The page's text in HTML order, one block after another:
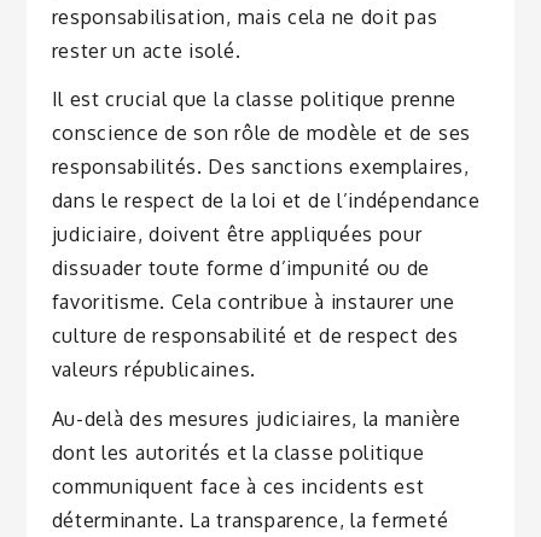
responsabilisation, mais cela ne doit pas
rester un acte isolé.
Il est crucial que la classe politique prenne
conscience de son rôle de modèle et de ses
responsabilités. Des sanctions exemplaires,
dans le respect de la loi et de l’indépendance
judiciaire, doivent être appliquées pour
dissuader toute forme d’impunité ou de
favoritisme. Cela contribue à instaurer une
culture de responsabilité et de respect des
valeurs républicaines.
Au-delà des mesures judiciaires, la manière
dont les autorités et la classe politique
communiquent face à ces incidents est
déterminante. La transparence, la fermeté